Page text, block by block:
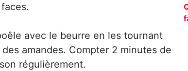
avec le beurre en les tournant
amandes. Compter 2 minutes de
régulièrement.